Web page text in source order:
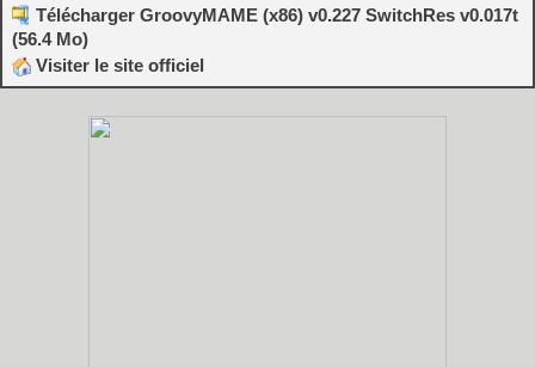
Télécharger GroovyMAME (x86) v0.227 SwitchRes v0.017t
(56.4 Mo)
Visiter le site officiel